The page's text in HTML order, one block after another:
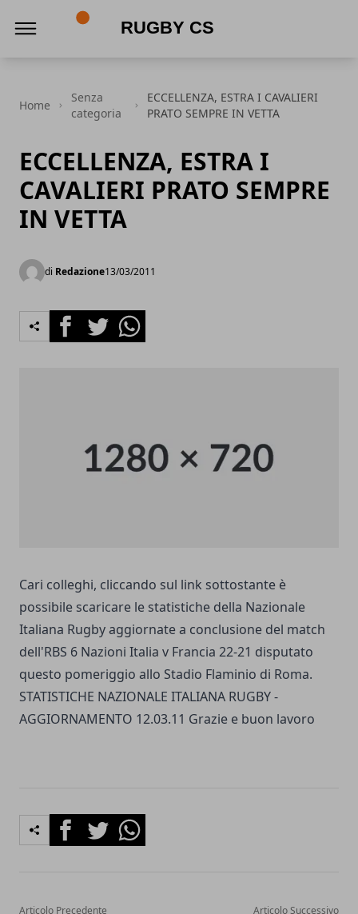
Home
Senza
categoria
ECCELLENZA, ESTRA I CAVALIERI
PRATO SEMPRE IN VETTA
ECCELLENZA, ESTRA I
CAVALIERI PRATO SEMPRE
IN VETTA
di Redazione13/03/2011
FacebookTwitterWhatsapp
Cari colleghi, cliccando sul link sottostante è
possibile scaricare le statistiche della Nazionale
Italiana Rugby aggiornate a conclusione del match
dell'RBS 6 Nazioni Italia v Francia 22-21 disputato
questo pomeriggio allo Stadio Flaminio di Roma.
STATISTICHE NAZIONALE ITALIANA RUGBY -
AGGIORNAMENTO 12.03.11 Grazie e buon lavoro
FacebookTwitterWhatsapp
Articolo Precedente Articolo Successivo